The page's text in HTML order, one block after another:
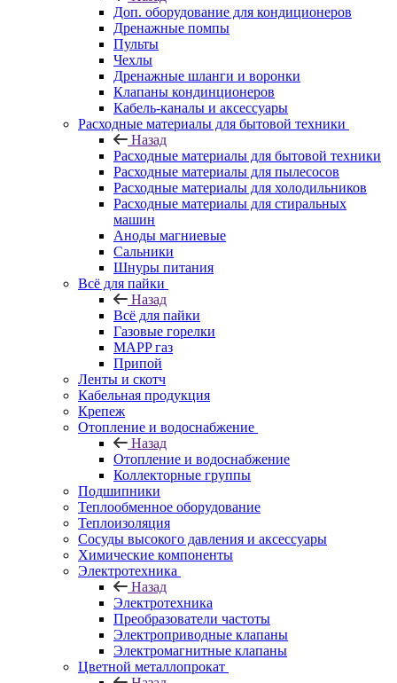
Доп. оборудование для кондиционеров
Дренажные помпы
Пульты
Чехлы
Дренажные шланги и воронки
Клапаны кондинционеров
Кабель-каналы и аксессуары
Расходные материалы для бытовой техники
Назад
Расходные материалы для бытовой техники
Расходные материалы для пылесосов
Расходные материалы для холодильников
Расходные материалы для стиральных
машин
Аноды магниевые
Сальники
Шнуры питания
Всё для пайки
Назад
Всё для пайки
Газовые горелки
MAPP газ
Припой
Ленты и скотч
Кабельная продукция
Крепеж
Отопление и водоснабжение
Назад
Отопление и водоснабжение
Коллекторные группы
Подшипники
Теплообменное оборудование
Теплоизоляция
Сосуды высокого давления и аксессуары
Химические компоненты
Электротехника
Назад
Электротехника
Преобразователи частоты
Электроприводные клапаны
Электромагнитные клапаны
Цветной металлопрокат